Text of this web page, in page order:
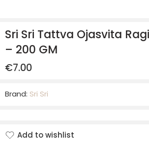
Sri Sri Tattva Ojasvita
– 200 GM
€7.00
Brand: Sri Sri
Add to wishlist